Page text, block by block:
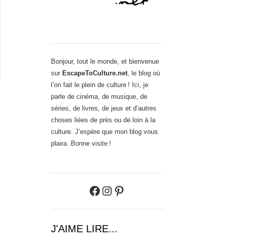
Bonjour, tout le monde, et bienvenue
sur EscapeToCulture.net , le blog où
l’on fait le plein de culture ! Ici, je
parle de cinéma, de musique, de
séries, de livres, de jeux et d’autres
choses liées de près ou de loin à la
culture. J’espère que mon blog vous
plaira. Bonne visite !
Facebook
Instagram
Pinterest
J'AIME LIRE...